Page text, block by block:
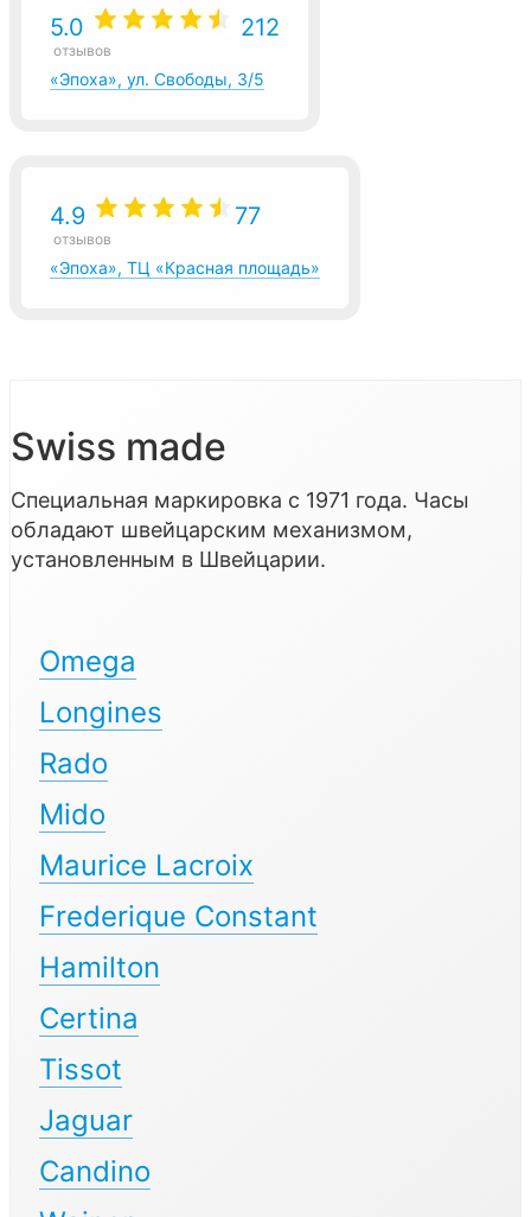
5.0 212
отзывов
«Эпоха», ул. Свободы, 3/5
4.9 77
отзывов
«Эпоха», ТЦ «Красная площадь»
Swiss made
Специальная маркировка с 1971 года. Часы
обладают швейцарским механизмом,
установленным в Швейцарии.
Omega
Longines
Rado
Mido
Maurice Lacroix
Frederique Constant
Hamilton
Certina
Tissot
Jaguar
Candino